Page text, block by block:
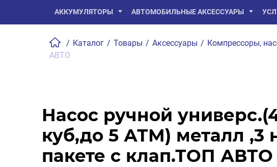
АККУМУЛЯТОРЫ АВТОМОБИЛЬНЫЕ АКСЕССУАРЫ
/ Каталог / Товары / Аксессуары / Компрессоры,
АВТО
Насос ручной
куб,до 5 АТМ) металл ,3
пакете с клап.ТОП АВТО